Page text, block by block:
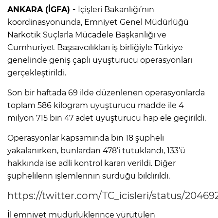
ANKARA (İGFA) - İçişleri Bakanlığı’nın
koordinasyonunda, Emniyet Genel Müdürlüğü
Narkotik Suçlarla Mücadele Başkanlığı ve
Cumhuriyet Başsavcılıkları iş birliğiyle Türkiye
genelinde geniş çaplı uyuşturucu operasyonları
gerçekleştirildi.
Son bir haftada 69 ilde düzenlenen operasyonlarda
toplam 586 kilogram uyuşturucu madde ile 4
milyon 715 bin 47 adet uyuşturucu hap ele geçirildi.
Operasyonlar kapsamında bin 18 şüpheli
yakalanırken, bunlardan 478’i tutuklandı, 133’ü
hakkında ise adli kontrol kararı verildi. Diğer
şüphelilerin işlemlerinin sürdüğü bildirildi.
https://twitter.com/TC_icisleri/status/
İl emniyet müdürlüklerince yürütülen